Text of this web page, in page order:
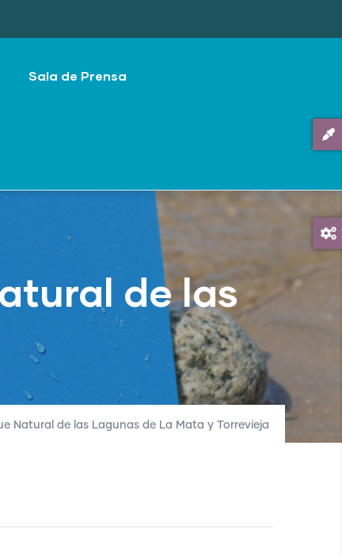
Sala de Prensa
de las
Natural de las Lagunas de La Mata y Torrevieja